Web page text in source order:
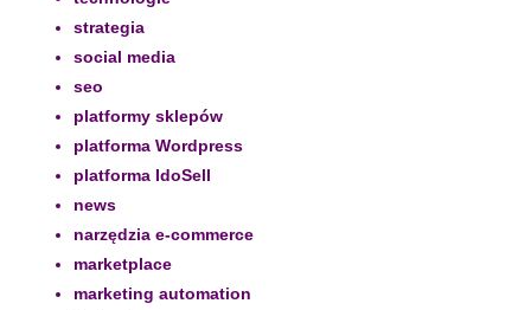
strategia
social media
seo
platformy sklepów
platforma Wordpress
platforma IdoSell
news
narzędzia e-commerce
marketplace
marketing automation